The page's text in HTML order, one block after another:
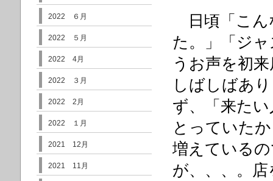
日頃「こん
た。」「ジ
うお声を初
しばしばあ
ず、「来た
とっていた
増えている
が、、、。
2022 ６月
2022 ５月
2022 4月
2022 ３月
2022 2月
2022 １月
2021 12月
2021 11月